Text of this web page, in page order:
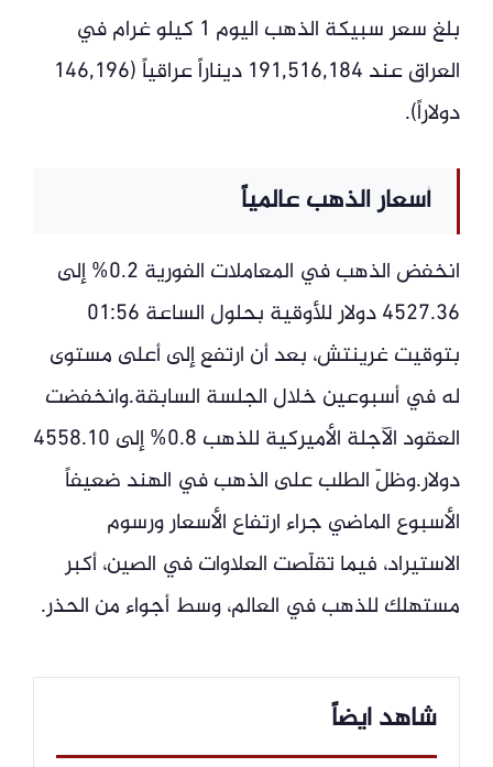
بلغ سعر سبيكة الذهب اليوم 1 كيلو غرام في
العراق عند 191,516,184 ديناراً عراقياً (146,196
دولاراً).
أسعار الذهب عالمياً
انخفض الذهب في المعاملات الفورية 0.2% إلى
4527.36 دولار للأوقية بحلول الساعة 01:56
بتوقيت غرينتش، بعد أن ارتفع إلى أعلى مستوى
له في أسبوعين خلال الجلسة السابقة.وانخفضت
العقود الآجلة الأميركية للذهب 0.8% إلى 4558.10
دولار.وظلّ الطلب على الذهب في الهند ضعيفاً
الأسبوع الماضي جراء ارتفاع الأسعار ورسوم
الاستيراد، فيما تقلّصت العلاوات في الصين، أكبر
مستهلك للذهب في العالم، وسط أجواء من الحذر.
شاهد ايضاً